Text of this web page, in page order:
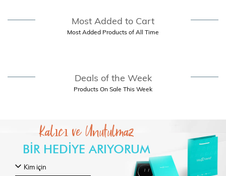
Most Added to Cart
Most Added Products of All Time
Deals of the Week
Products On Sale This Week
Kalıcı ve Unutulmaz
BİR HEDİYE ARIYORUM